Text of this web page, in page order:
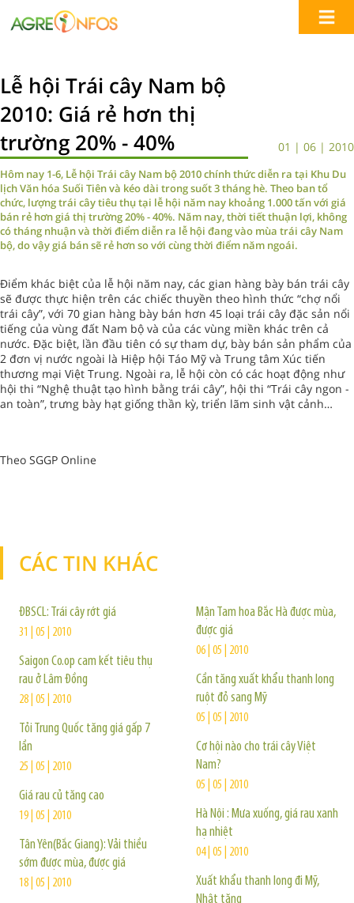
Lễ hội Trái cây Nam bộ
2010: Giá rẻ hơn thị
trường 20% - 40%
01 | 06 | 2010
Hôm nay 1-6, Lễ hội Trái cây Nam bộ 2010 chính thức diễn ra tại Khu Du
lịch Văn hóa Suối Tiên và kéo dài trong suốt 3 tháng hè. Theo ban tổ
chức, lượng trái cây tiêu thụ tại lễ hội năm nay khoảng 1.000 tấn với giá
bán rẻ hơn giá thị trường 20% - 40%. Năm nay, thời tiết thuận lợi, không
có tháng nhuận và thời điểm diễn ra lễ hội đang vào mùa trái cây Nam
bộ, do vậy giá bán sẽ rẻ hơn so với cùng thời điểm năm ngoái.
Điểm khác biệt của lễ hội năm nay, các gian hàng bày bán trái cây
sẽ được thực hiện trên các chiếc thuyền theo hình thức “chợ nổi
trái cây”, với 70 gian hàng bày bán hơn 45 loại trái cây đặc sản nổi
tiếng của vùng đất Nam bộ và của các vùng miền khác trên cả
nước. Đặc biệt, lần đầu tiên có sự tham dự, bày bán sản phẩm của
2 đơn vị nước ngoài là Hiệp hội Táo Mỹ và Trung tâm Xúc tiến
thương mại Việt Trung. Ngoài ra, lễ hội còn có các hoạt động như
hội thi “Nghệ thuật tạo hình bằng trái cây”, hội thi “Trái cây ngon -
an toàn”, trưng bày hạt giống thần kỳ, triển lãm sinh vật cảnh…
Theo SGGP Online
CÁC TIN KHÁC
ĐBSCL: Trái cây rớt giá
31 | 05 | 2010
Saigon Co.op cam kết tiêu thụ
rau ở Lâm Đồng
28 | 05 | 2010
Tỏi Trung Quốc tăng giá gấp 7
lần
25 | 05 | 2010
Giá rau củ tăng cao
19 | 05 | 2010
Tân Yên(Bắc Giang): Vải thiều
sớm được mùa, được giá
18 | 05 | 2010
Mận Tam hoa Bắc Hà được mùa,
được giá
06 | 05 | 2010
Cần tăng xuất khẩu thanh long
ruột đỏ sang Mỹ
05 | 05 | 2010
Cơ hội nào cho trái cây Việt
Nam?
05 | 05 | 2010
Hà Nội : Mưa xuống, giá rau xanh
hạ nhiệt
04 | 05 | 2010
Xuất khẩu thanh long đi Mỹ,
Nhật tăng